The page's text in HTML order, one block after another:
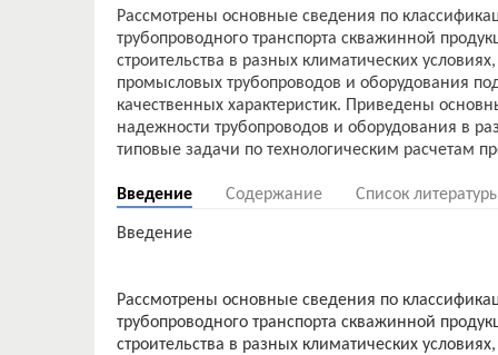
Рассмотрены основные сведения по
трубопроводного транспорта скважинной
строительства в разных климатических
промысловых трубопроводов и оборудования
качественных характеристик. Приведены
надежности трубопроводов и оборудования в
Введение Содержание Список
Введение
Рассмотрены основные сведения по
трубопроводного транспорта скважинной
строительства в разных климатических